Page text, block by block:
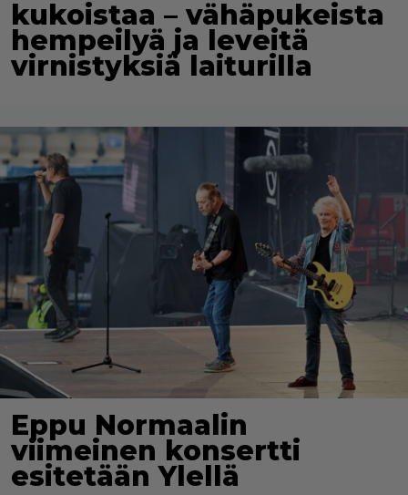
kukoistaa – vähäpukeista
hempeilyä ja leveitä
virnistyksiä laiturilla
Eppu Normaalin
viimeinen konsertti
esitetään Ylellä